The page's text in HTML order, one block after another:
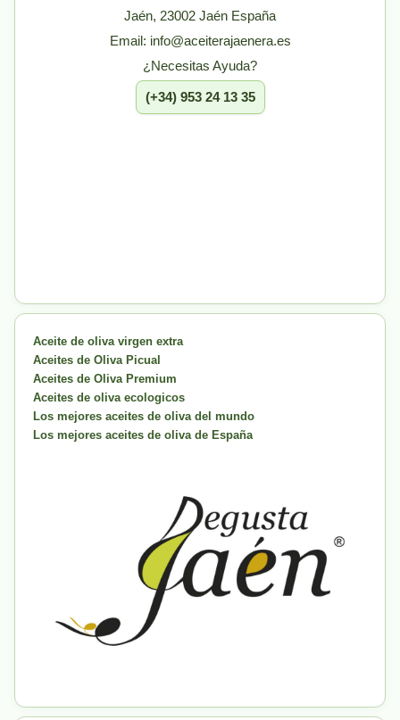
Jaén, 23002 Jaén España
Email: info@aceiterajaenera.es
¿Necesitas Ayuda?
(+34) 953 24 13 35
Aceite de oliva virgen extra
Aceites de Oliva Picual
Aceites de Oliva Premium
Aceites de oliva ecologicos
Los mejores aceites de oliva del mundo
Los mejores aceites de oliva de España